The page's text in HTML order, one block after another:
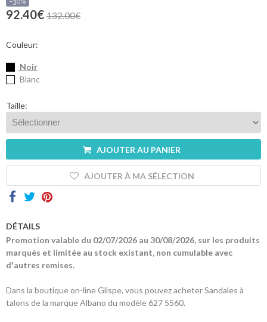
92.40€ 132.00€
Couleur:
Noir
Blanc
Taille:
AJOUTER AU PANIER
AJOUTER À MA SÉLECTION
DÉTAILS
Promotion valable du 02/07/2026 au 30/08/2026, sur les produits
marqués et limitée au stock existant, non cumulable avec
d'autres remises.
Dans la boutique on-line Glispe, vous pouvez acheter Sandales à
talons de la marque Albano du modèle 627 5560.